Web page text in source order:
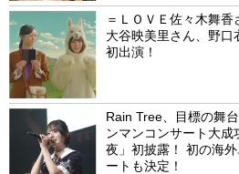
＝ＬＯＶＥ佐々木舞香
大谷映美里さん、野口
初出演！
Rain Tree、目標の舞
ンマンコンサート大
夜」初披露！ 初の海
ートも決定！